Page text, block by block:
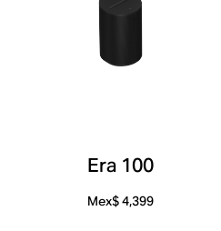
Era 100
Mex$ 4,399